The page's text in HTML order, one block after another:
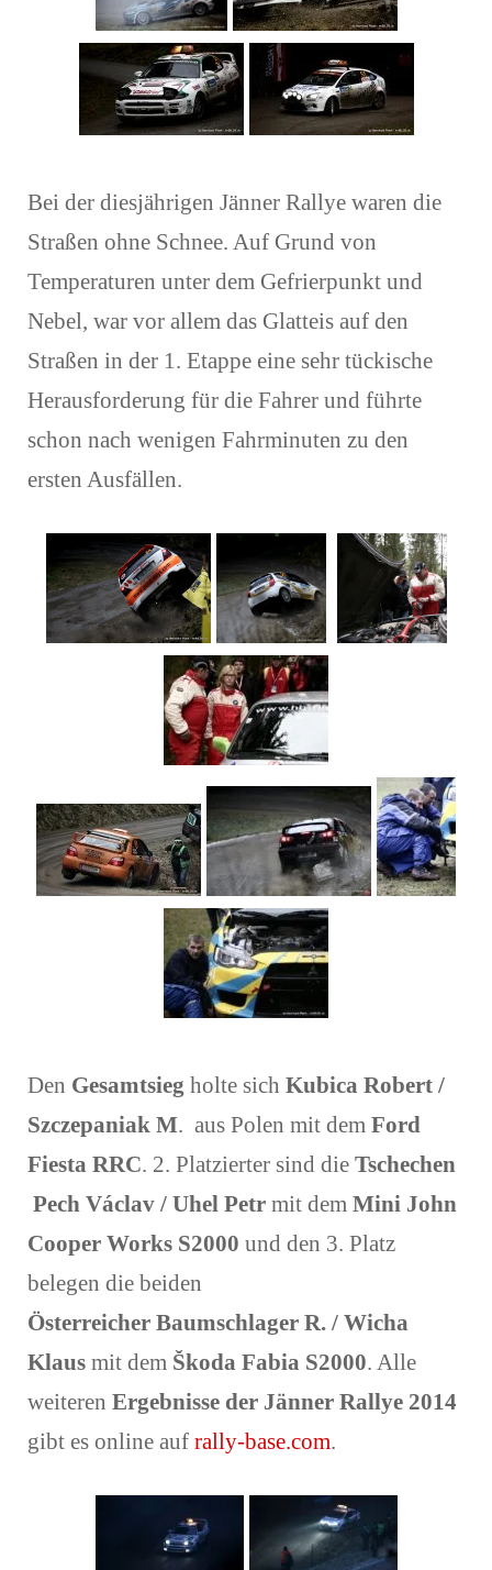
Bei der diesjährigen Jänner Rallye waren die
Straßen ohne Schnee. Auf Grund von
Temperaturen unter dem Gefrierpunkt und
Nebel, war vor allem das Glatteis auf den
Straßen in der 1. Etappe eine sehr tückische
Herausforderung für die Fahrer und führte
schon nach wenigen Fahrminuten zu den
ersten Ausfällen.
Den Gesamtsieg holte sich Kubica Robert /
Szczepaniak M. aus Polen mit dem Ford
Fiesta RRC. 2. Platzierter sind die Tschechen
Pech Václav / Uhel Petr mit dem Mini John
Cooper Works S2000 und den 3. Platz
belegen die beiden
Österreicher Baumschlager R. / Wicha
Klaus mit dem Škoda Fabia S2000. Alle
weiteren Ergebnisse der Jänner Rallye 2014
gibt es online auf rally-base.com.